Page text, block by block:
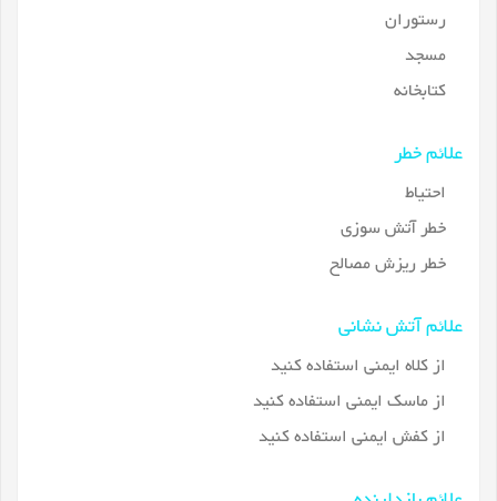
رستوران
مسجد
کتابخانه
علائم خطر
احتیاط
خطر آتش سوزی
خطر ریزش مصالح
علائم آتش نشانی
از کلاه ایمنی استفاده کنید
از ماسک ایمنی استفاده کنید
از کفش ایمنی استفاده کنید